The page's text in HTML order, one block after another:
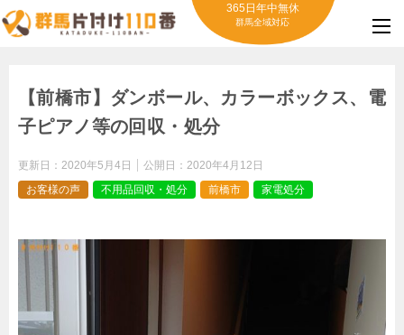
365日年中無休
群馬全域対応
【前橋市】ダンボール、カラーボックス、電
子ピアノ等の回収・処分
更新日： 2020年5月4日 公開日： 2020年4月12日
お客様の声
不用品回収・処分 前橋市 家電処分